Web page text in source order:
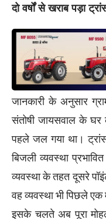
दो वर्षों से खराब पड़ा
जानकारी के अनुसार
संतोषी जायसवाल के घर
पहले जल गया था।
बिजली व्यवस्था
व्यवस्था के तहत दूसरे
वह व्यवस्था भी पिछले एक
इसके चलते अब पूरा